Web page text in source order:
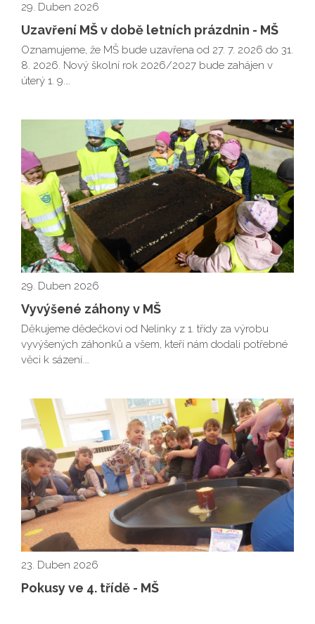
29. Duben 2026
Uzavření MŠ v době letních prázdnin - MŠ
Oznamujeme, že MŠ bude uzavřena od 27. 7. 2026 do 31.
8. 2026. Nový školní rok 2026/2027 bude zahájen v
úterý 1. 9.…
29. Duben 2026
Vyvýšené záhony v MŠ
Děkujeme dědečkovi od Nelinky z 1. třídy za výrobu
vyvýšených záhonků a všem, kteří nám dodali potřebné
věci k sázení.…
23. Duben 2026
Pokusy ve 4. třídě - MŠ